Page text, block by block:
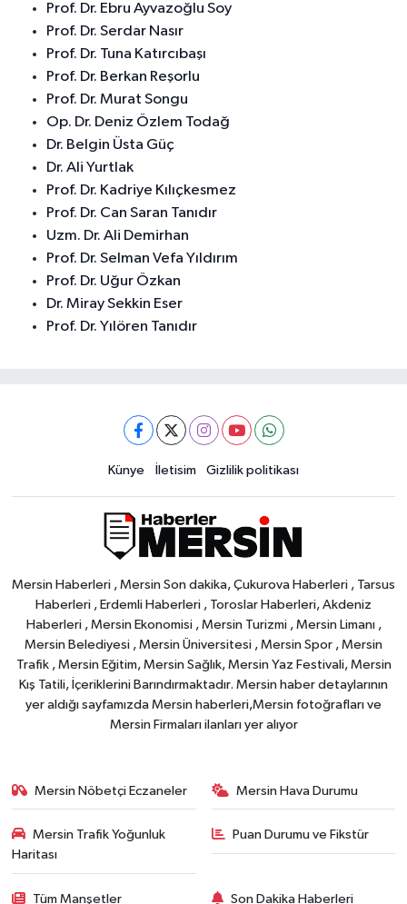
Prof. Dr. Ebru Ayvazoğlu Soy
Prof. Dr. Serdar Nasır
Prof. Dr. Tuna Katırcıbaşı
Prof. Dr. Berkan Reşorlu
Prof. Dr. Murat Songu
Op. Dr. Deniz Özlem Todağ
Dr. Belgin Üsta Güç
Dr. Ali Yurtlak
Prof. Dr. Kadriye Kılıçkesmez
Prof. Dr. Can Saran Tanıdır
Uzm. Dr. Ali Demirhan
Prof. Dr. Selman Vefa Yıldırım
Prof. Dr. Uğur Özkan
Dr. Miray Sekkin Eser
Prof. Dr. Yılören Tanıdır
Künye İletisim Gizlilik politikası
Mersin Haberleri , Mersin Son dakika, Çukurova Haberleri , Tarsus
Haberleri , Erdemli Haberleri , Toroslar Haberleri, Akdeniz
Haberleri , Mersin Ekonomisi , Mersin Turizmi , Mersin Limanı ,
Mersin Belediyesi , Mersin Üniversitesi , Mersin Spor , Mersin
Trafik , Mersin Eğitim, Mersin Sağlık, Mersin Yaz Festivali, Mersin
Kış Tatili, İçeriklerini Barındırmaktadır. Mersin haber detaylarının
yer aldığı sayfamızda Mersin haberleri,Mersin fotoğrafları ve
Mersin Firmaları ilanları yer alıyor
Mersin Nöbetçi Eczaneler Mersin Hava Durumu
Mersin Trafik Yoğunluk
Haritası
Puan Durumu ve Fikstür
Tüm Manşetler Son Dakika Haberleri